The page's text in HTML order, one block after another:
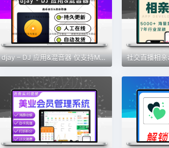
djay – DJ 应用&混音器 仅支持MAC 软件素材